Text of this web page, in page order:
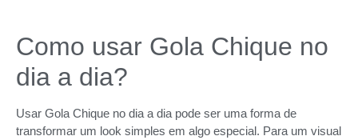
Como usar Gola Chique no
dia a dia?
Usar Gola Chique no dia a dia pode ser uma forma de
transformar um look simples em algo especial. Para um visual